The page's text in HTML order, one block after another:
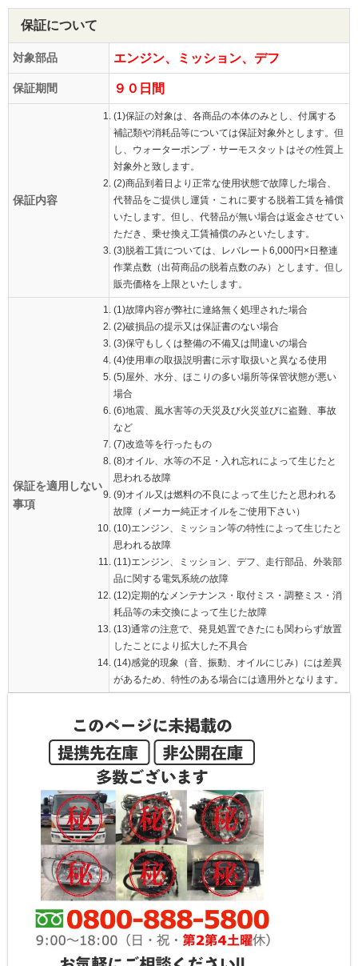
保証について
対象部品 エンジン、ミッション、デフ
保証期間 ９０日間
保証内容
(1)保証の対象は、各商品の本体のみとし、付属する
補記類や消耗品等については保証対象外とします。但
し、ウォーターポンプ・サーモスタットはその性質上
対象外と致します。
(2)商品到着日より正常な使用状態で故障した場合、
代替品をご提供し運賃・これに要する脱着工賃を補償
いたします。但し、代替品が無い場合は返金させてい
ただき、乗せ換え工賃補償のみといたします。
(3)脱着工賃については、レバレート6,000円×日整連
作業点数（出荷商品の脱着点数のみ）とします。但し
販売価格を上限といたします。
保証を適用しない
事項
(1)故障内容が弊社に連絡無く処理された場合
(2)破損品の提示又は保証書のない場合
(3)保守もしくは整備の不備又は間違いの場合
(4)使用車の取扱説明書に示す取扱いと異なる使用
(5)屋外、水分、ほこりの多い場所等保管状態が悪い
場合
(6)地震、風水害等の天災及び火災並びに盗難、事故
など
(7)改造等を行ったもの
(8)オイル、水等の不足・入れ忘れによって生じたと
思われる故障
(9)オイル又は燃料の不良によって生じたと思われる
故障（メーカー純正オイルをご使用下さい）
(10)エンジン、ミッション等の特性によって生じたと
思われる故障
(11)エンジン、ミッション、デフ、走行部品、外装部
品に関する電気系統の故障
(12)定期的なメンテナンス・取付ミス・調整ミス・消
耗品等の未交換によって生じた故障
(13)通常の注意で、発見処置できたにも関わらず放置
したことにより拡大した不具合
(14)感覚的現象（音、振動、オイルにじみ）には差異
があるため、特性のある場合には適用外となります。